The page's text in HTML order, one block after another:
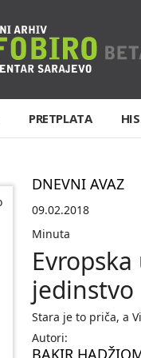
PRETPLATA
DNEVNI AVAZ
09.02.2018
Minuta
jedinstvo
Stara je to priča, a
Autori:
BAKIR